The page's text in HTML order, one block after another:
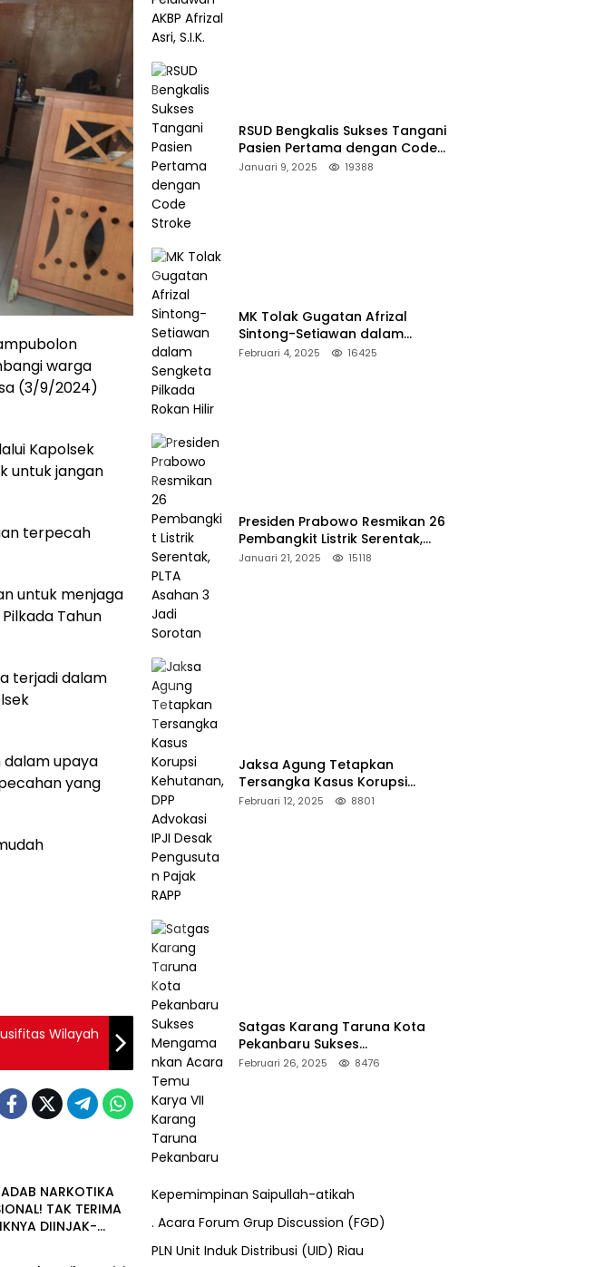
warga
(3/9/2024)
Kapolsek
untuk jangan
terpecah
untuk menjaga
Tahun
terjadi dalam
upaya
yang
Wilayah
NARKOTIKA
TAK TERIMA
DIINJAK-
RSUD Bengkalis Sukses Tangani
Pasien Pertama dengan Code
Stroke
Januari 9, 2025 19388
MK Tolak Gugatan Afrizal
Sintong-Setiawan dalam
Sengketa Pilkada Rokan Hilir
Februari 4, 2025 16425
Presiden Prabowo Resmikan 26
Pembangkit Listrik Serentak,
PLTA Asahan 3 Jadi Sorotan
Januari 21, 2025 15118
Jaksa Agung Tetapkan
Tersangka Kasus Korupsi
Kehutanan, DPP Advokasi IPJI
Februari 12, 2025 8801
Satgas Karang Taruna Kota
Pekanbaru Sukses
Mengamankan Acara Temu
Februari 26, 2025 8476
Kepemimpinan Saipullah-atikah
. Acara Forum Grup Discussion (FGD)
PLN Unit Induk Distribusi (UID) Riau